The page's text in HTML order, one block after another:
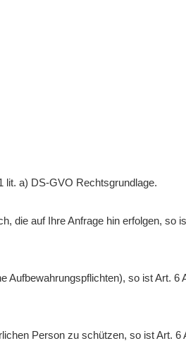
lit. a) DS-GVO Rechtsgrundlage.
die auf Ihre Anfrage hin erfolgen, so
Aufbewahrungspflichten), so ist Art. 6
Person zu schützen, so ist Art. 6